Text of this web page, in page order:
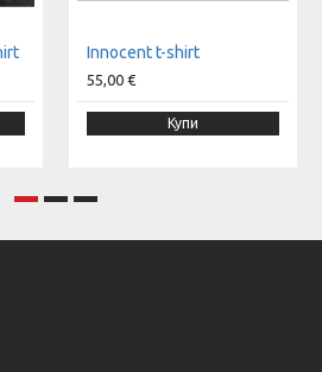
Innocent t-shirt
55,00 €
Купи